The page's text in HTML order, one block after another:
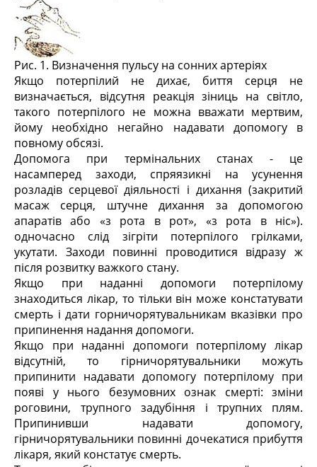
Рис. 1. Визначення пульсу на сонних артеріях
Якщо потерпілий не дихає, биття серця не
визначається, відсутня реакція зіниць на світло,
такого потерпілого не можна вважати мертвим,
йому необхідно негайно надавати допомогу в
повному обсязі.
Допомога при термінальних станах - це
насамперед заходи, спряязикні на усунення
розладів серцевої діяльності і дихання (закритий
масаж серця, штучне дихання за допомогою
апаратів або «з рота в рот», «з рота в ніс»).
одночасно слід зігріти потерпілого грілками,
укутати. Заходи повинні проводитися відразу ж
після розвитку важкого стану.
Якщо при наданні допомоги потерпілому
знаходиться лікар, то тільки він може констатувати
смерть і дати горничорятувальникам вказівки про
припинення надання допомоги.
Якщо при наданні допомоги потерпілому лікар
відсутній, то гірничорятувальники можуть
припинити надавати допомогу потерпілому при
появі у нього безумовних ознак смерті: зміни
роговини, трупного задубіння і трупних плям.
Припинивши надавати допомогу,
гірничорятувальники повинні дочекатися прибуття
лікаря, який констатує смерть.